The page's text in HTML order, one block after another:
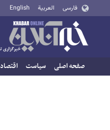
فارسی العربية English
صفحه اصلی سیاست اقتصاد